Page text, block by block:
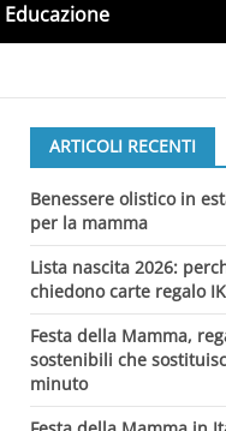
Educazione
ARTICOLI RECENTI
Benessere olistico in
per la mamma
Lista nascita 2026:
chiedono carte regalo
Festa della Mamma,
sostenibili che
minuto